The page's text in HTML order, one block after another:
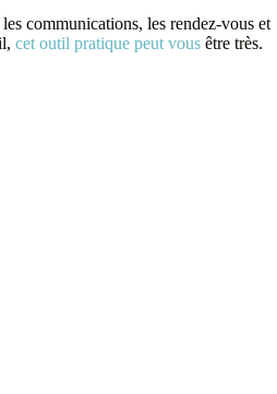
communications, les rendez-vous et
cet outil pratique peut vous être très.